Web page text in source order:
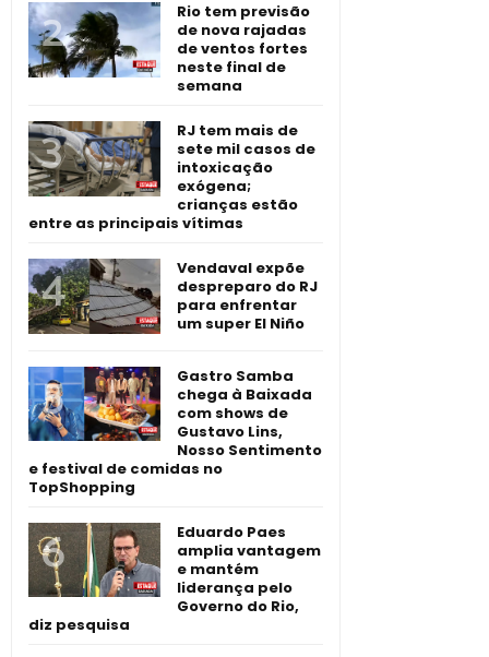
Rio tem previsão
de nova rajadas
de ventos fortes
neste final de
semana
RJ tem mais de
sete mil casos de
intoxicação
exógena;
crianças estão
entre as principais vítimas
Vendaval expõe
despreparo do RJ
para enfrentar
um super El Niño
Gastro Samba
chega à Baixada
com shows de
Gustavo Lins,
Nosso Sentimento
e festival de comidas no
TopShopping
Eduardo Paes
amplia vantagem
e mantém
liderança pelo
Governo do Rio,
diz pesquisa